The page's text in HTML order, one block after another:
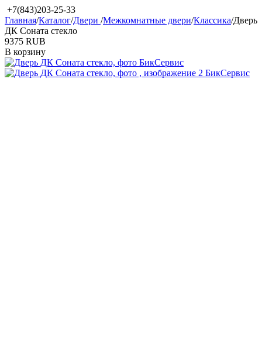
+7(843)203-25-33
Главная/Каталог/Двери /Межкомнатные двери/Классика/Дверь
ДК Соната стекло
‍9375‍ RUB
В корзину